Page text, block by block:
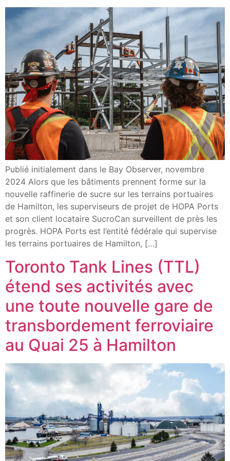
Publié initialement dans le Bay Observer, novembre
2024 Alors que les bâtiments prennent forme sur la
nouvelle raffinerie de sucre sur les terrains portuaires
de Hamilton, les superviseurs de projet de HOPA Ports
et son client locataire SucroCan surveillent de près les
progrès. HOPA Ports est l’entité fédérale qui supervise
les terrains portuaires de Hamilton, […]
Toronto Tank Lines (TTL)
étend ses activités avec
une toute nouvelle gare de
transbordement ferroviaire
au Quai 25 à Hamilton